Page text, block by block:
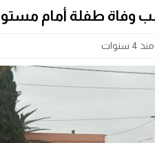
طفلة أمام
منذ 4 سنوات